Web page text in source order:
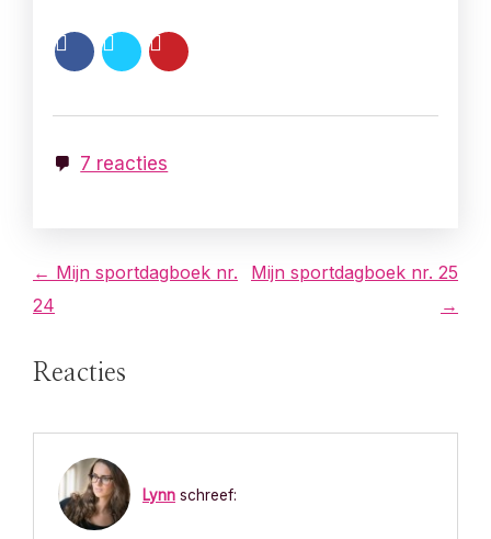
7 reacties
B
e
r
← Mijn sportdagboek nr.
24
Mijn sportdagboek nr. 25
→
Reacties
Lynn schreef: